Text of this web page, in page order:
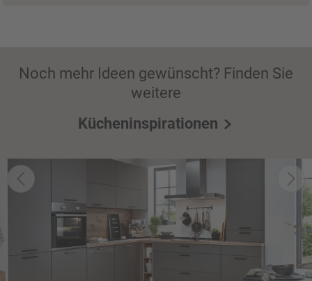
Noch mehr Ideen gewünscht? Finden Sie
weitere
Kücheninspirationen